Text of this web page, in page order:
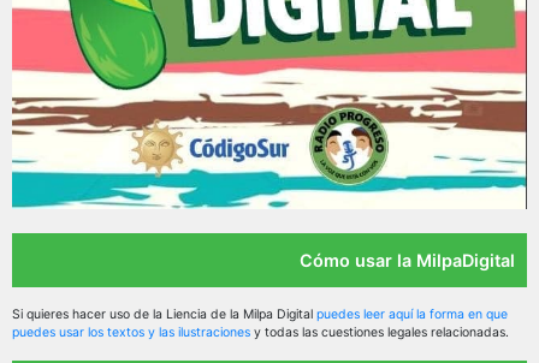
Cómo usar la MilpaDigital
Si quieres hacer uso de la Liencia de la Milpa Digital puedes leer aquí la forma en que
puedes usar los textos y las ilustraciones y todas las cuestiones legales relacionadas.